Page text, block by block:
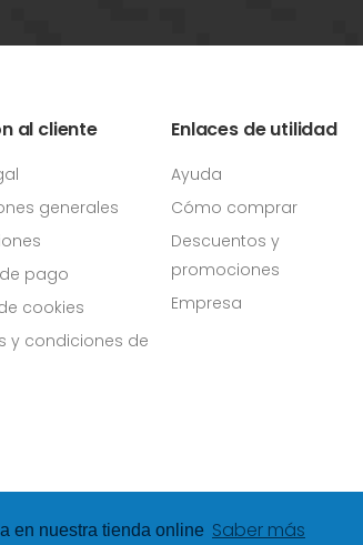
en nuestra tienda online Saber más
al cliente
generales
pago
cookies
y condiciones de
Enlaces de utilidad
Ayuda
Cómo comprar
Descuentos y
promociones
Empresa